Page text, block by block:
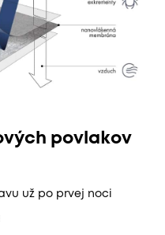
povlakov
už po prvej noci